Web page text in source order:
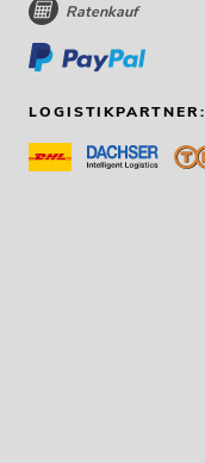
Ratenkauf
LOGISTIKPARTNER: